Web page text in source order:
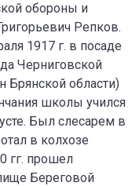
обороны и
Репков.
1917 г. в посаде
Черниговской
Брянской области)
школы учился
Был слесарем в
в колхозе
гг. прошел
Береговой